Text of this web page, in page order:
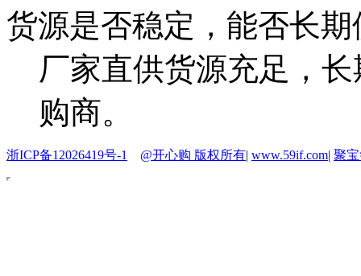
货源是否稳定，能否长期
厂家直供货源充足，
购商。
浙ICP备12026419号-1 @开心购 版权所有| www.59if.com| 聚